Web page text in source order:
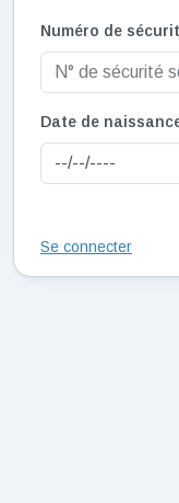
Numéro de
Date de
Se connecter